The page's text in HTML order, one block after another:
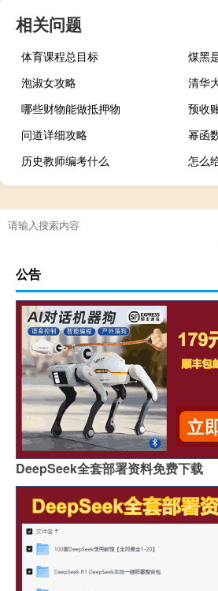
相关问题
体育课程总目标
煤黑
泡淑女攻略
清华
哪些财物能做抵押物
预收
问道详细攻略
幂函
历史教师编考什么
怎么
公告
DeepSeek全套部署资料免费下载